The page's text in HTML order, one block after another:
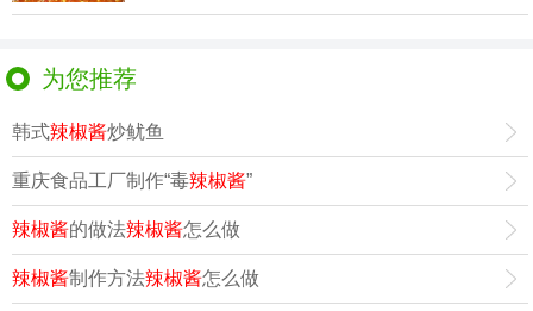
组织的癌变过
为您推荐
韩式辣椒酱炒鱿鱼
重庆食品工厂制作“毒辣椒酱”
辣椒酱的做法辣椒酱怎么做
辣椒酱制作方法辣椒酱怎么做